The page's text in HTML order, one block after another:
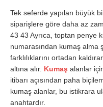
Tek seferde yapılan büyük
siparişlere göre daha az
43 43 Ayrıca, toptan penye
numarasından kumaş alma
farklılıklarını ortadan
altına alır. Kumaş alanlar
itibarı açısından paha
kumaş alanlar, bu istikrara
anahtardır.